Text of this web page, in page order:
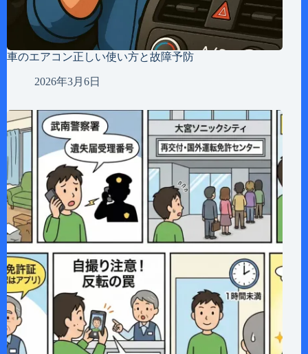
車のエアコン正しい使い方と故障予防
2026年3月6日